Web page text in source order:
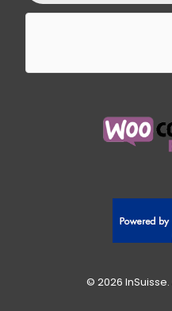
© 2026